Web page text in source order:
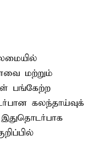
மற்றும்
பங்கேற்ற
கலந்தாய்வுக்